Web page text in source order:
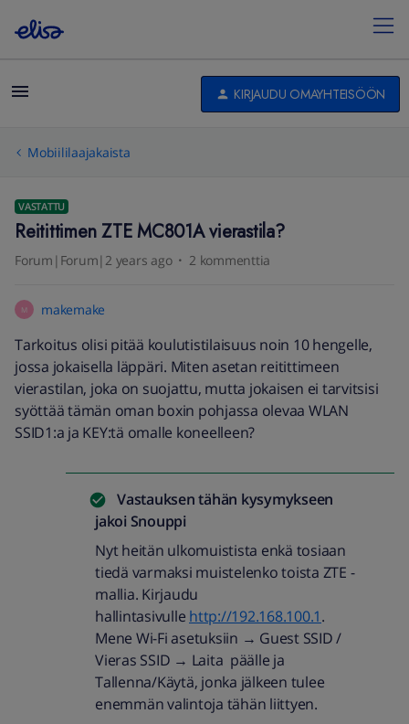
KIRJAUDU OMAYHTEISÖÖN
Mobiililaajakaista
VASTATTU
Reitittimen ZTE MC801A vierastila?
Forum|Forum|2 years ago 2 kommenttia
M makemake
Tarkoitus olisi pitää koulutistilaisuus noin 10 hengelle,
jossa jokaisella läppäri. Miten asetan reitittimeen
vierastilan, joka on suojattu, mutta jokaisen ei tarvitsisi
syöttää tämän oman boxin pohjassa olevaa WLAN
SSID1:a ja KEY:tä omalle koneelleen?
Vastauksen tähän kysymykseen
jakoi Snouppi
Nyt heitän ulkomuistista enkä tosiaan
tiedä varmaksi muistelenko toista ZTE -
mallia. Kirjaudu
hallintasivulle http://192.168.100.1.
Mene Wi-Fi asetuksiin → Guest SSID /
Vieras SSID → Laita päälle ja
Tallenna/Käytä, jonka jälkeen tulee
enemmän valintoja tähän liittyen.